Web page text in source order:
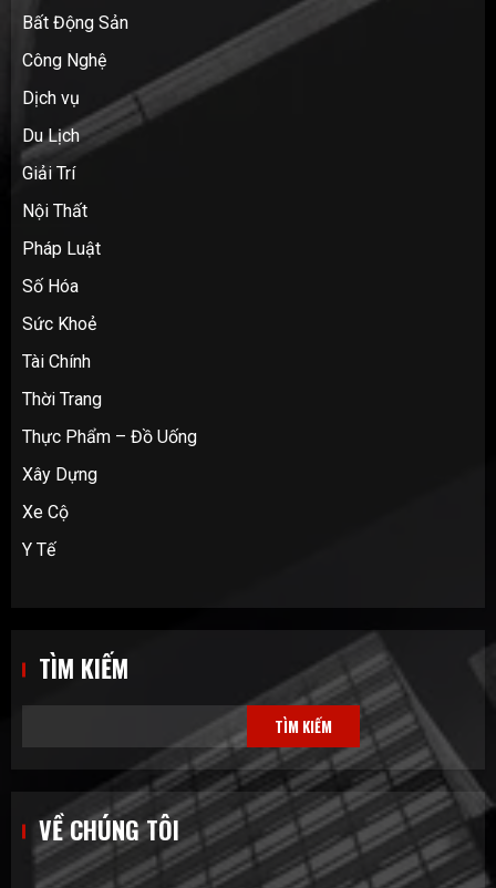
Bất Động Sản
Công Nghệ
Dịch vụ
Du Lịch
Giải Trí
Nội Thất
Pháp Luật
Số Hóa
Sức Khoẻ
Tài Chính
Thời Trang
Thực Phẩm – Đồ Uống
Xây Dựng
Xe Cộ
Y Tế
TÌM KIẾM
TÌM KIẾM
VỀ CHÚNG TÔI